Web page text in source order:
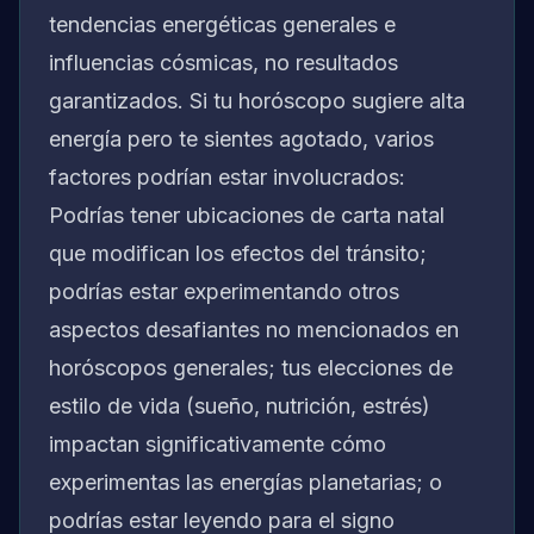
tendencias energéticas generales e
influencias cósmicas, no resultados
garantizados. Si tu horóscopo sugiere alta
energía pero te sientes agotado, varios
factores podrían estar involucrados:
Podrías tener ubicaciones de carta natal
que modifican los efectos del tránsito;
podrías estar experimentando otros
aspectos desafiantes no mencionados en
horóscopos generales; tus elecciones de
estilo de vida (sueño, nutrición, estrés)
impactan significativamente cómo
experimentas las energías planetarias; o
podrías estar leyendo para el signo